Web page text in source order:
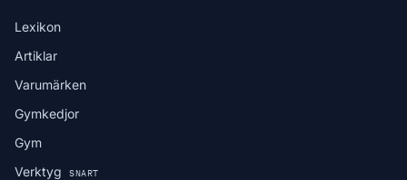
Lexikon
Artiklar
Varumärken
Gymkedjor
Gym
Verktyg
SNART